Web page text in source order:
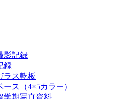
影記録
録
ラス乾板
ス（4×5カラー）
学期写真資料